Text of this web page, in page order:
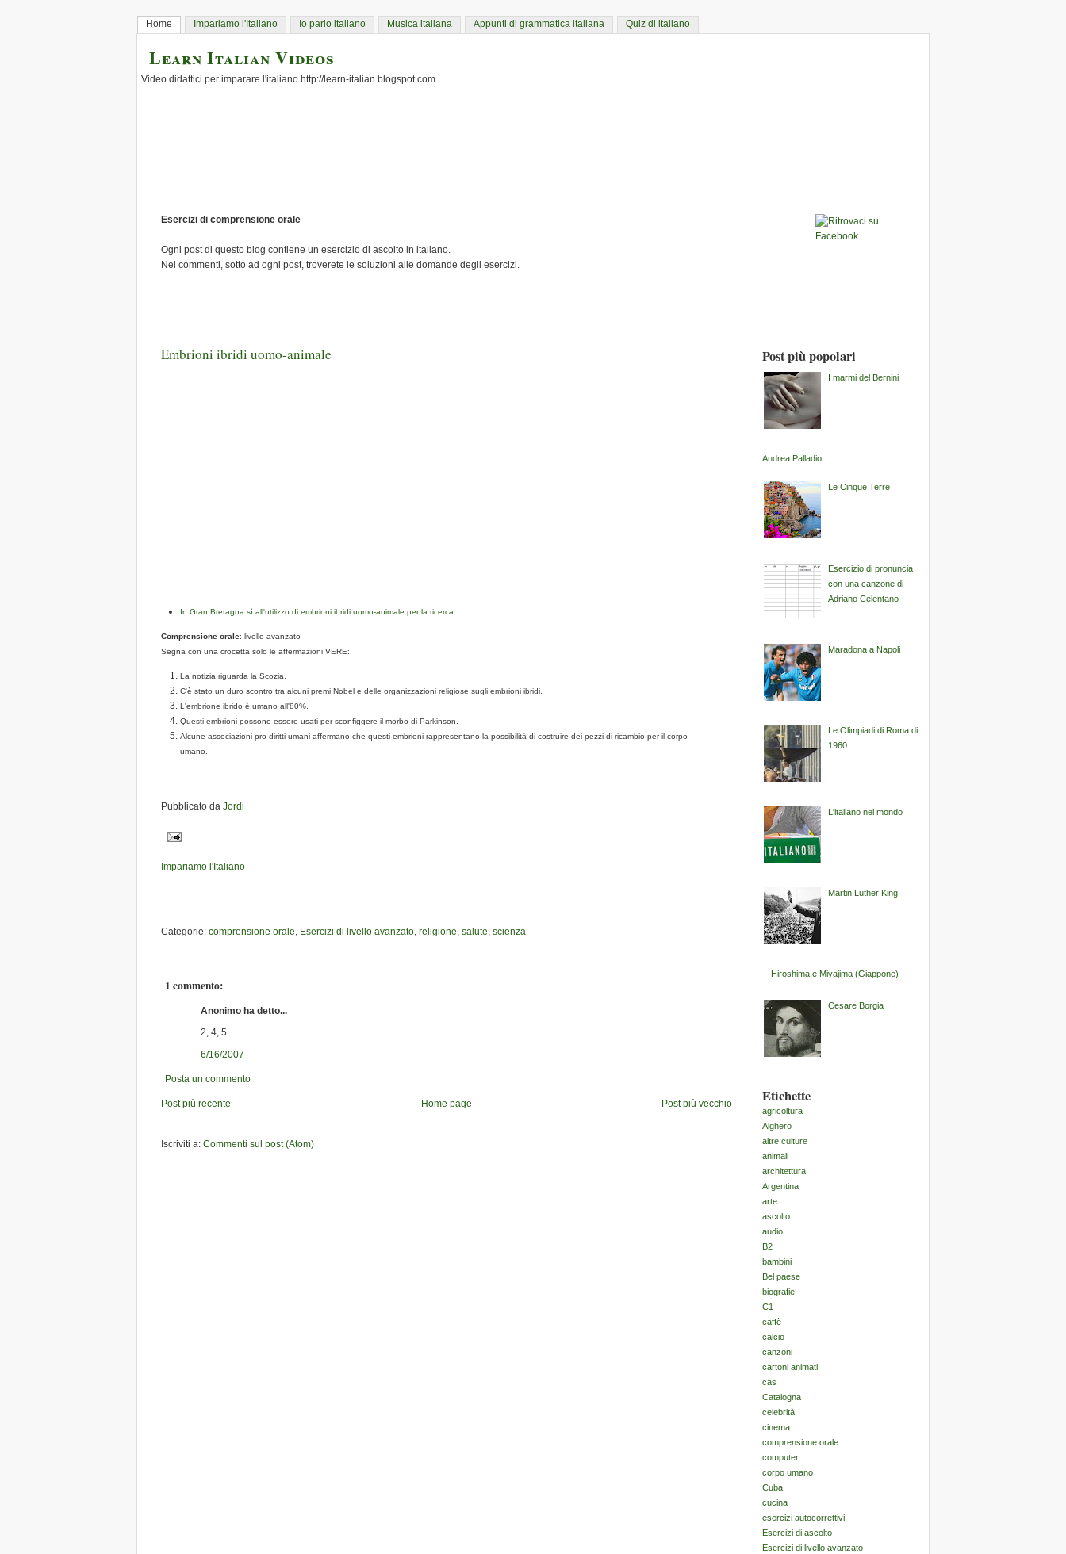
Home Impariamo l'Italiano Io parlo italiano Musica italiana Appunti di grammatica italiana Quiz di italiano
Learn Italian Videos
Video didattici per imparare l'italiano http://learn-italian.blogspot.com
Esercizi di comprensione orale
Ogni post di questo blog contiene un esercizio di ascolto in italiano.
Nei commenti, sotto ad ogni post, troverete le soluzioni alle domande degli esercizi.
Embrioni ibridi uomo-animale
In Gran Bretagna sì all'utilizzo di embrioni ibridi uomo-animale per la ricerca
Comprensione orale: livello avanzato
Segna con una crocetta solo le affermazioni VERE:
La notizia riguarda la Scozia.
C'è stato un duro scontro tra alcuni premi Nobel e delle organizzazioni religiose sugli embrioni ibridi.
L'embrione ibrido è umano all'80%.
Questi embrioni possono essere usati per sconfiggere il morbo di Parkinson.
Alcune associazioni pro diritti umani affermano che questi embrioni rappresentano la possibilità di costruire dei pezzi di ricambio per il corpo
umano.
Pubblicato da Jordi
Impariamo l'Italiano
Categorie: comprensione orale Esercizi di livello avanzato religione salute scienza
1 commento:
Anonimo ha detto...
2, 4, 5.
6/16/2007
Posta un commento
Post più recente Post più vecchio
Home page
Iscriviti a: Commenti sul post (Atom)
Post più popolari
I marmi del Bernini
Andrea Palladio
Le Cinque Terre
Esercizio di pronuncia
con una canzone di
Adriano Celentano
Maradona a Napoli
Le Olimpiadi di Roma di
1960
L'italiano nel mondo
Martin Luther King
Hiroshima e Miyajima (Giappone)
Cesare Borgia
Etichette
agricoltura
Alghero
altre culture
animali
architettura
Argentina
arte
ascolto
audio
B2
bambini
Bel paese
biografie
C1
caffè
calcio
canzoni
cartoni animati
cas
Catalogna
celebrità
cinema
comprensione orale
computer
corpo umano
Cuba
cucina
esercizi autocorrettivi
Esercizi di ascolto
Esercizi di livello avanzato